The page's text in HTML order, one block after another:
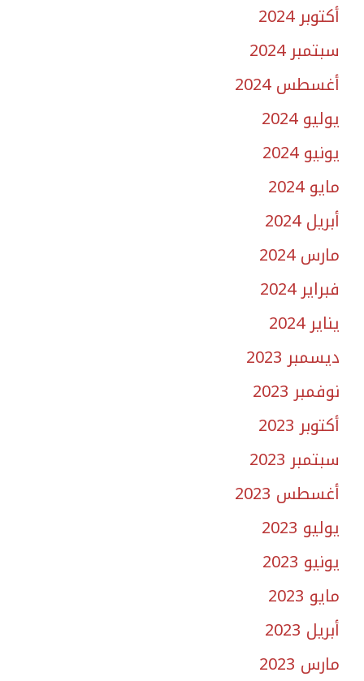
أكتوبر 2024
سبتمبر 2024
أغسطس 2024
يوليو 2024
يونيو 2024
مايو 2024
أبريل 2024
مارس 2024
فبراير 2024
يناير 2024
ديسمبر 2023
نوفمبر 2023
أكتوبر 2023
سبتمبر 2023
أغسطس 2023
يوليو 2023
يونيو 2023
مايو 2023
أبريل 2023
مارس 2023